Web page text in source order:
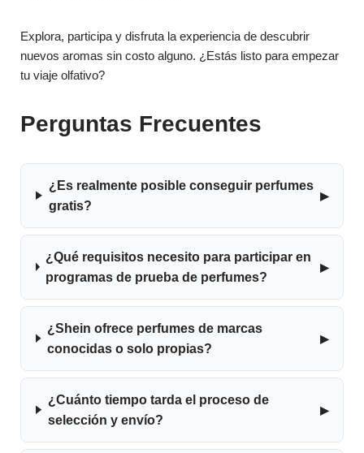
Explora, participa y disfruta la experiencia de descubrir
nuevos aromas sin costo alguno. ¿Estás listo para empezar
tu viaje olfativo?
Perguntas Frecuentes
¿Es realmente posible conseguir perfumes
gratis?
▸
¿Qué requisitos necesito para participar en
programas de prueba de perfumes?
▸
¿Shein ofrece perfumes de marcas
conocidas o solo propias?
▸
¿Cuánto tiempo tarda el proceso de
selección y envío?
▸